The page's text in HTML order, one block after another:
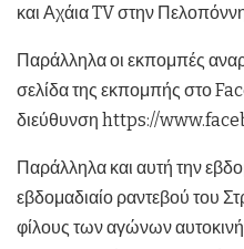
και Αχάια TV στην
Παράλληλα οι εκπομπές
σελίδα της εκπομπής στο
διεύθυνση https://
Παράλληλα και αυτή την
εβδομαδιαίο ραντεβού του
φίλους των αγώνων